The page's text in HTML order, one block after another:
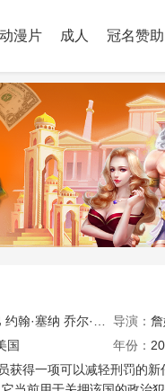
动漫片 成人 冠名赞助
约翰·塞纳 乔尔·金纳曼 西尔
导演： 詹
国 年份：
获得一项可以减轻刑罚的